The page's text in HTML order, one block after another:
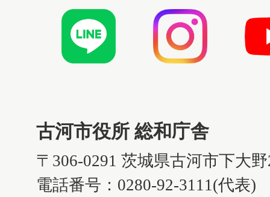
古河市役所 総和庁舎
〒306-0291 茨城県古河市下大
電話番号：0280-92-3111(代表)